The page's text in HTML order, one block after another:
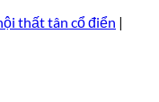
thất tân cổ điển |